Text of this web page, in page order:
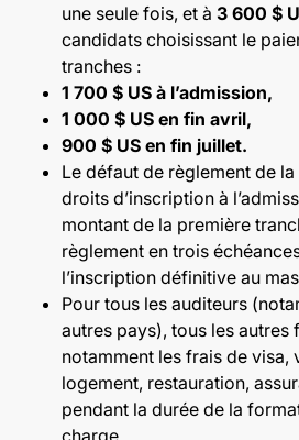
une seule fois, et à 3 600 $
candidats choisissant le
tranches :
1 700 $ US à l’admission,
1 000 $ US en fin avril,
900 $ US en fin juillet.
Le défaut de règlement de
droits d’inscription à
montant de la première
règlement en trois
l’inscription définitive au
Pour tous les auditeurs
autres pays), tous les autres
notamment les frais de visa,
logement, restauration,
pendant la durée de la
charge.